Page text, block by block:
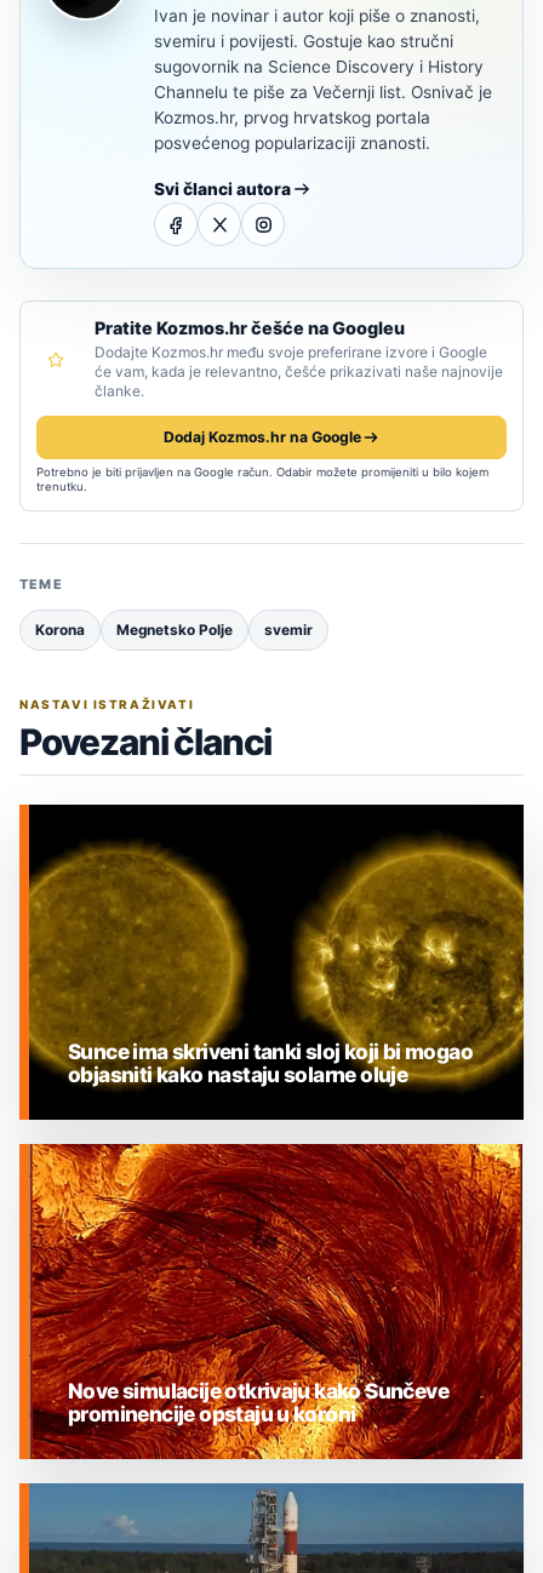
Ivan je novinar i autor koji piše o znanosti,
svemiru i povijesti. Gostuje kao stručni
sugovornik na Science Discovery i History
Channelu te piše za Večernji list. Osnivač je
Kozmos.hr, prvog hrvatskog portala
posvećenog popularizaciji znanosti.
Svi članci autora
Pratite Kozmos.hr češće na Googleu
Dodajte Kozmos.hr među svoje preferirane izvore i Google
će vam, kada je relevantno, češće prikazivati naše najnovije
članke.
Dodaj Kozmos.hr na Google
Potrebno je biti prijavljen na Google račun. Odabir možete promijeniti u bilo kojem
trenutku.
TEME
Korona Megnetsko Polje svemir
NASTAVI ISTRAŽIVATI
Povezani članci
SUNCE
Sunce ima skriveni tanki sloj koji bi mogao
objasniti kako nastaju solarne oluje
SUNCE
Nove simulacije otkrivaju kako Sunčeve
prominencije opstaju u koroni